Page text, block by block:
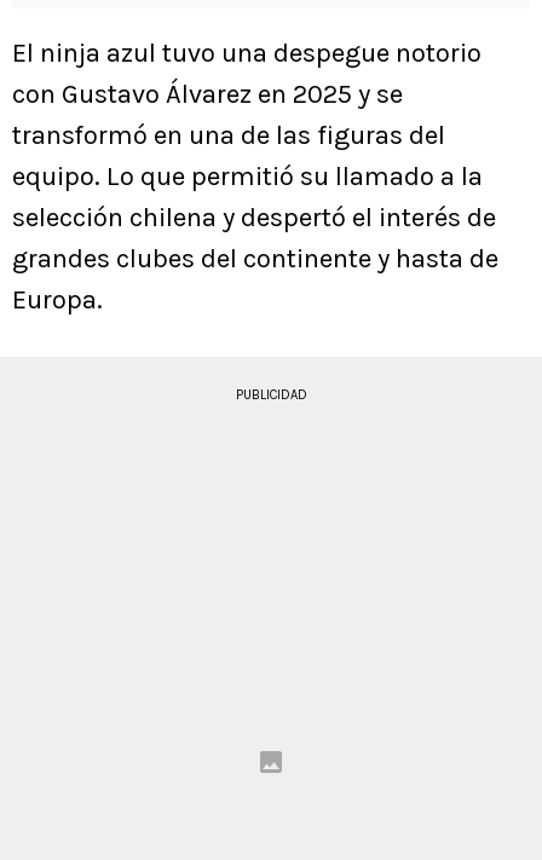
El ninja azul tuvo una despegue notorio
con Gustavo Álvarez en 2025 y se
transformó en una de las figuras del
equipo. Lo que permitió su llamado a la
selección chilena y despertó el interés de
grandes clubes del continente y hasta de
Europa.
PUBLICIDAD